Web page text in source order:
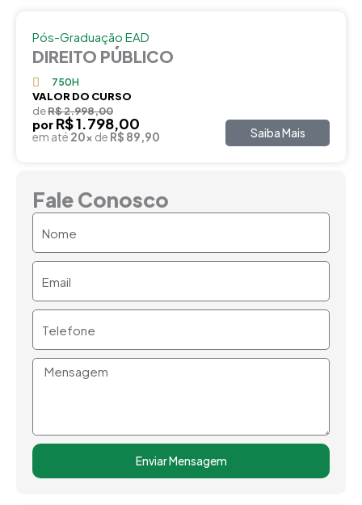
Pós-Graduação EAD
DIREITO PÚBLICO
750H
VALOR DO CURSO
deR$ 2.998,00
por R$ 1.798,00
em até 20x de R$ 89,90 Saiba Mais
Fale Conosco
Mensagem
Enviar Mensagem